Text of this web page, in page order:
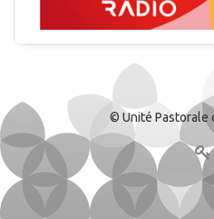
© Unité Pastorale